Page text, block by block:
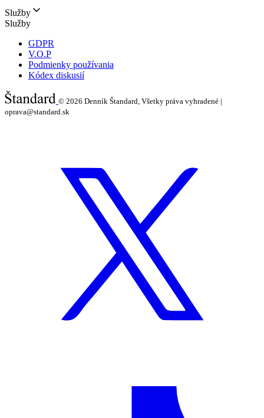
Služby
Služby
GDPR
V.O.P
Podmienky používania
Kódex diskusií
© 2026 Denník Štandard, Všetky práva vyhradené |
oprava@standard.sk